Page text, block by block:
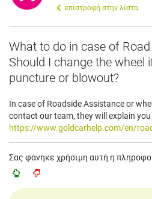
επιστροφή στην λίστα
What to do in case of
Should I change the wheel
puncture or blowout?
In case of Roadside Assistance or
contact our team, they will explain
https://www.goldcarhelp.com/en/
Σας φάνηκε χρήσιμη αυτή η